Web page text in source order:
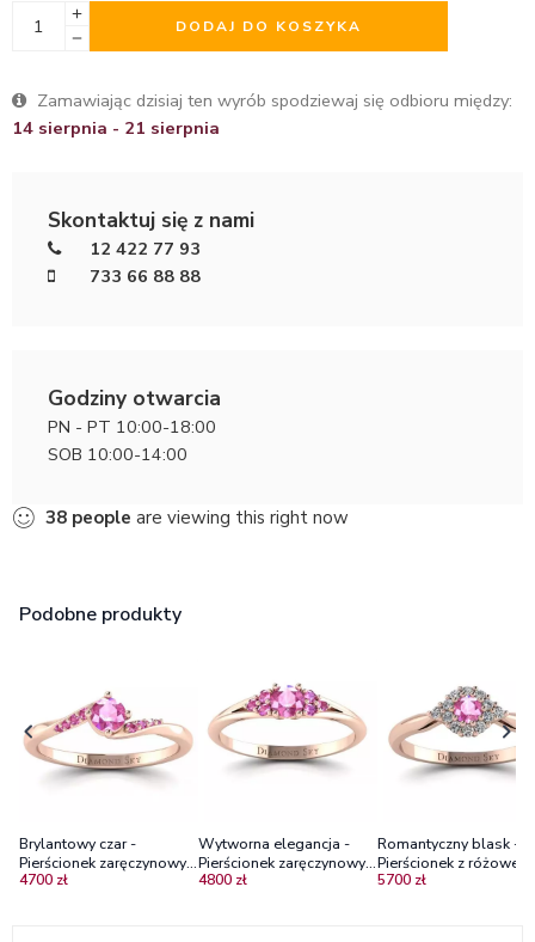
DODAJ DO KOSZYKA
Zamawiając dzisiaj ten wyrób spodziewaj się odbioru między:
14 sierpnia - 21 sierpnia
Skontaktuj się z nami
12 422 77 93
733 66 88 88
Godziny otwarcia
PN - PT 10:00-18:00
SOB 10:00-14:00
38 people are viewing this right now
Podobne produkty
Brylantowy czar -
Pierścionek zaręczynowy z
różowego złota z
4700 zł
Wytworna elegancja -
Pierścionek zaręczynowy
Diamond Sky, różowe
4800 zł
Romantyczny blask -
Pierścionek z
złota z różowym
5700 zł